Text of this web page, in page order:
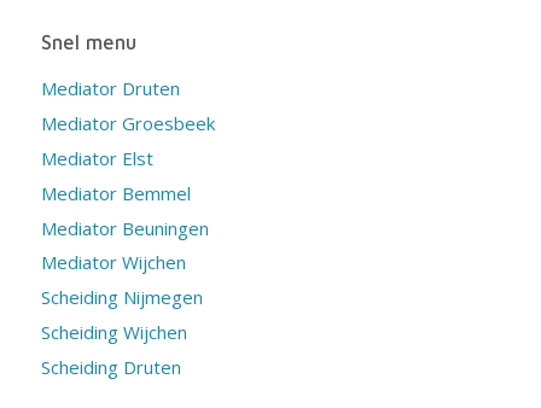
Snel menu
Mediator Druten
Mediator Groesbeek
Mediator Elst
Mediator Bemmel
Mediator Beuningen
Mediator Wijchen
Scheiding Nijmegen
Scheiding Wijchen
Scheiding Druten